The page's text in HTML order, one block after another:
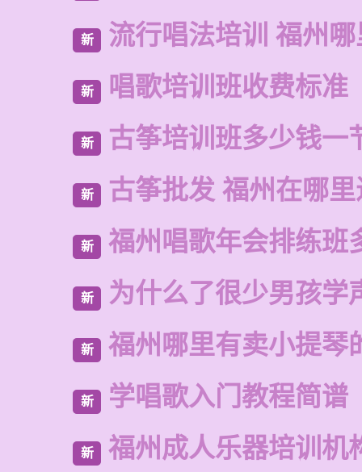
新 流行唱法培训 福州
新 唱歌培训班收费标准
新 古筝培训班多少钱一
新 古筝批发 福州在哪
新 福州唱歌年会排练班
新 为什么了很少男孩学
新 福州哪里有卖小提琴
新 学唱歌入门教程简谱
新 福州成人乐器培训机